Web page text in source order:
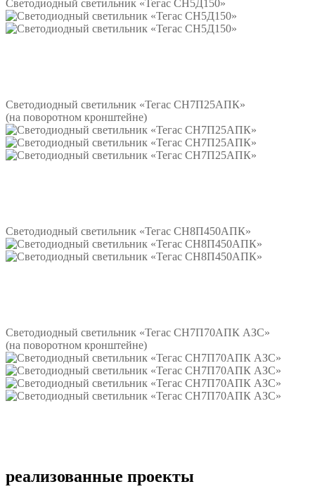
Светодиодный светильник «Тегас СН5Д150»
Светодиодный светильник «Тегас СН7П25АПК»
(на поворотном кронштейне)
Светодиодный светильник «Тегас СН8П450АПК»
Светодиодный светильник «Тегас СН7П70АПК АЗС»
(на поворотном кронштейне)
реализованные проекты